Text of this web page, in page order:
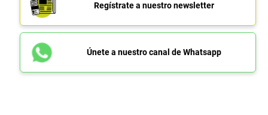
Regístrate a nuestro newsletter
Únete a nuestro canal de Whatsapp